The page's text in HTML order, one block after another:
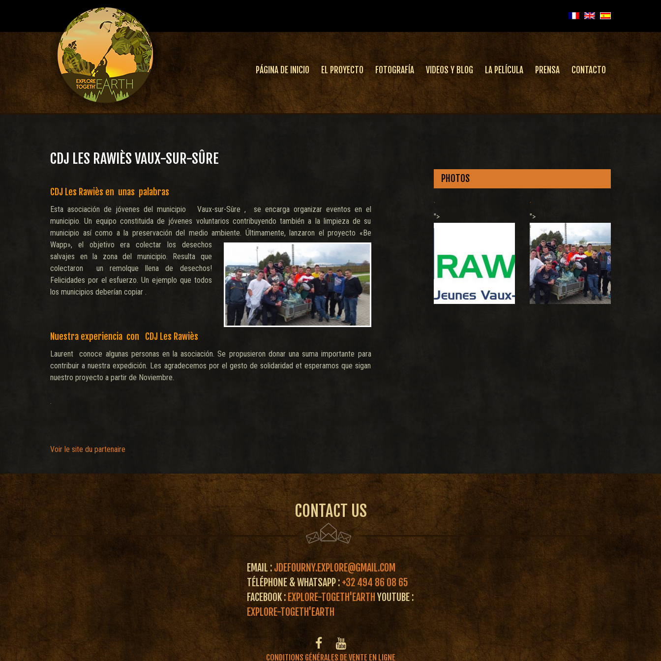
PÁGINA DE INICIO EL PROYECTO FOTOGRAFÍA VIDEOS Y BLOG LA PELÍCULA PRENSA CONTACTO
CDJ LES RAWIÈS VAUX-SUR-SÛRE
CDJ Les Rawiès en unas palabras
Esta asociación de jóvenes del municipio Vaux-sur-Sûre , se encarga organizar eventos en el
municipio. Un equipo constituida de jóvenes voluntarios contribuyendo también a la limpieza de su
municipio así como a la preservación del medio ambiente. Últimamente, lanzaron el proyecto «Be
Wapp», el objetivo era colectar los desechos
salvajes en la zona del municipio. Resulta que
colectaron un remolque llena de desechos!
Felicidades por el esfuerzo. Un ejemplo que todos
los municipios deberían copiar .
Nuestra experiencia con CDJ Les Rawiès
Laurent conoce algunas personas en la asociación. Se propusieron donar una suma importante para
contribuir a nuestra expedición. Les agradecemos por el gesto de solidaridad et esperamos que sigan
nuestro proyecto a partir de Noviembre.
.
Voir le site du partenaire
PHOTOS
.
">
.
">
CONTACT US
EMAIL : JDEFOURNY.EXPLORE@GMAIL.COM
TÉLÉPHONE & WHATSAPP : +32 494 86 08 65
FACEBOOK : EXPLORE-TOGETH'EARTH YOUTUBE :
EXPLORE-TOGETH'EARTH
CONDITIONS GÉNÉRALES DE VENTE EN LIGNE